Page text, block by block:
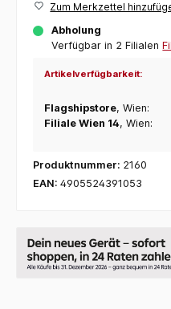
Zum Merkzettel
Abholung
Verfügbar in 2 Filialen
Artikelverfügbarkeit:
Flagshipstore, Wien:
Filiale Wien 14, Wien:
Produktnummer: 2160
EAN: 4905524391053